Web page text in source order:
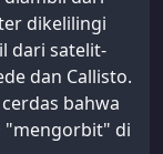
dikelilingi
dari satelit-
dan Callisto.
bahwa
"mengorbit" di